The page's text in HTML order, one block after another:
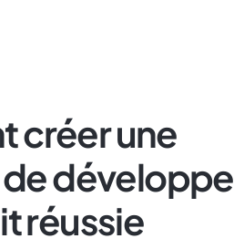
créer une
réussie